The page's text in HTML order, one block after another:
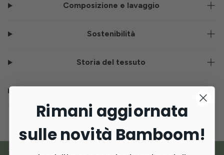
Composizione e lavaggio
Sostenibilità
Storia del tessuto
Rimani aggiornata
sulle novità Bamboom!